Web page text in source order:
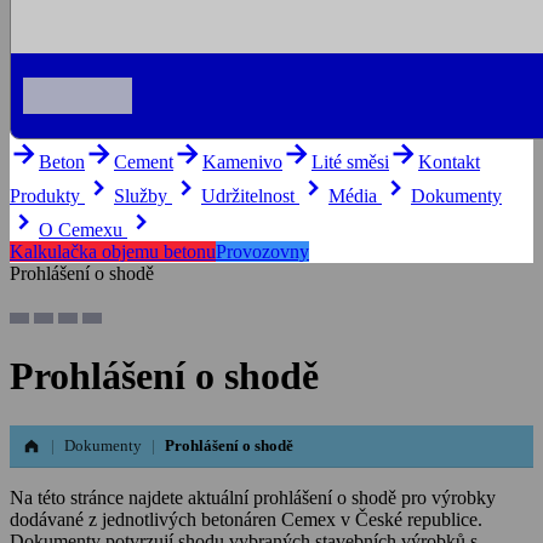
arrow_forwardBeton arrow_forwardCementarrow_forwardKamenivoarrow_forwardLité směsi arrow_forwardKontakt
Produkty
keyboard_arrow_right Služby keyboard_arrow_right Udržitelnost keyboard_arrow_right Média keyboard_arrow_right Dokumenty
keyboard_arrow_right O Cemexu keyboard_arrow_right
Kalkulačka objemu betonuProvozovny
Prohlášení o shodě
Prohlášení o shodě
| Dokumenty | Prohlášení o shodě
Na této stránce najdete aktuální prohlášení o shodě pro výrobky
dodávané z jednotlivých betonáren Cemex v České republice.